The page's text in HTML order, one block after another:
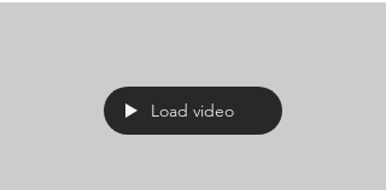
Load video